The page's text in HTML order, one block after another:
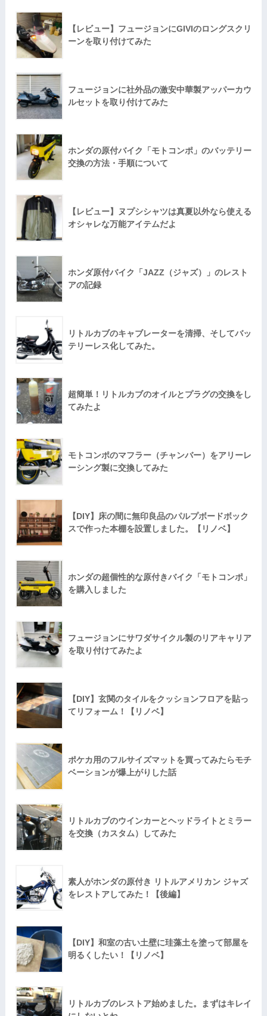
【レビュー】フュージョンにGIVIのロングスクリ
ーンを取り付けてみた
フュージョンに社外品の激安中華製アッパーカウ
ルセットを取り付けてみた
ホンダの原付バイク「モトコンポ」のバッテリー
交換の方法・手順について
【レビュー】ヌプシシャツは真夏以外なら使える
オシャレな万能アイテムだよ
ホンダ原付バイク「JAZZ（ジャズ）」のレスト
アの記録
リトルカブのキャブレーターを清掃、そしてバッ
テリーレス化してみた。
超簡単！リトルカブのオイルとプラグの交換をし
てみたよ
モトコンポのマフラー（チャンバー）をアリーレ
ーシング製に交換してみた
【DIY】床の間に無印良品のパルプボードボック
スで作った本棚を設置しました。【リノベ】
ホンダの超個性的な原付きバイク「モトコンポ」
を購入しました
フュージョンにサワダサイクル製のリアキャリア
を取り付けてみたよ
【DIY】玄関のタイルをクッションフロアを貼っ
てリフォーム！【リノベ】
ポケカ用のフルサイズマットを買ってみたらモチ
ベーションが爆上がりした話
リトルカブのウインカーとヘッドライトとミラー
を交換（カスタム）してみた
素人がホンダの原付き リトルアメリカン ジャズ
をレストアしてみた！【後編】
【DIY】和室の古い土壁に珪藻土を塗って部屋を
明るくしたい！【リノベ】
リトルカブのレストア始めました。まずはキレイ